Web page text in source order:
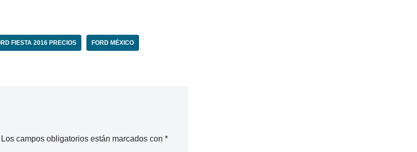
FIESTA 2016 PRECIOS FORD MÉXICO
Los campos obligatorios están marcados con *